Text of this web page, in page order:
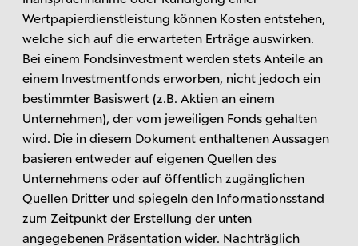
Wertpapierdienstleistung können Kosten entstehen,
welche sich auf die erwarteten Erträge auswirken.
Bei einem Fondsinvestment werden stets Anteile an
einem Investmentfonds erworben, nicht jedoch ein
bestimmter Basiswert (z.B. Aktien an einem
Unternehmen), der vom jeweiligen Fonds gehalten
wird. Die in diesem Dokument enthaltenen Aussagen
basieren entweder auf eigenen Quellen des
Unternehmens oder auf öffentlich zugänglichen
Quellen Dritter und spiegeln den Informationsstand
zum Zeitpunkt der Erstellung der unten
angegebenen Präsentation wider. Nachträglich